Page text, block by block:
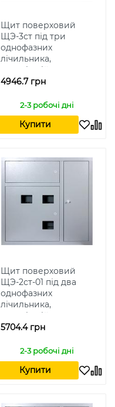
Щит поверховий
ЩЭ-3ст під три
однофазних
лічильника,
внутрішній
4946.7 грн
2-3 робочі дні
Купити
Щит поверховий
ЩЭ-2ст-01 під два
однофазних
лічильника,
внутрішній
5704.4 грн
2-3 робочі дні
Купити